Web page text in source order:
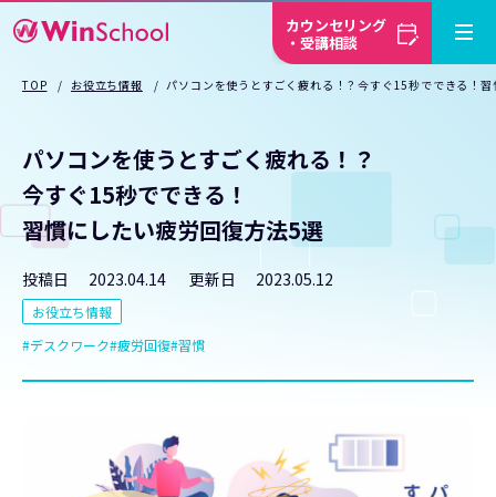
カウンセリング
・受講相談
TOP お役立ち情報 パソコンを使うとすごく疲れる！？今すぐ15秒でできる！
パソコンを使うとすごく疲れる！？
今すぐ15秒でできる！
習慣にしたい疲労回復方法5選
投稿日 2023.04.14 更新日 2023.05.12
お役立ち情報
デスクワーク 疲労回復 習慣